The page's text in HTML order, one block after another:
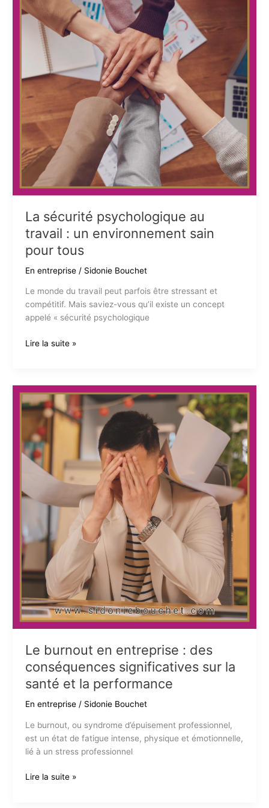
être
force
intérieure
La sécurité psychologique au
travail : un environnement sain
pour tous
En entreprise/ Sidonie Bouchet
Le monde du travail peut parfois être stressant et
compétitif. Mais saviez-vous qu’il existe un concept
appelé « sécurité psychologique
La
travail
:
environnement
sain
pour
Lire la suite »
Le burnout en entreprise : des
conséquences significatives sur la
santé et la performance
En entreprise/ Sidonie Bouchet
Le burnout, ou syndrome d’épuisement professionnel,
est un état de fatigue intense, physique et émotionnelle,
lié à un stress professionnel
Le
Lire la suite »